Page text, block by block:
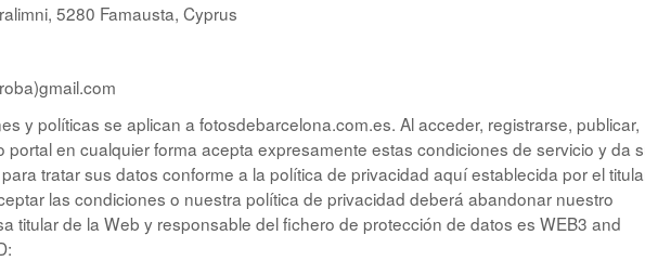
5280 Famausta, Cyprus
y políticas se aplican a fotosdebarcelona.com.es. Al acceder, registrarse, publicar,
portal en cualquier forma acepta expresamente estas condiciones de servicio y da
tratar sus datos conforme a la política de privacidad aquí establecida por el
las condiciones o nuestra política de privacidad deberá abandonar nuestro
titular de la Web y responsable del fichero de protección de datos es WEB3 and